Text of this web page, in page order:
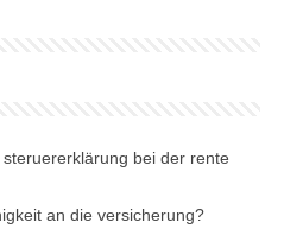
bei der rente
an die versicherung?